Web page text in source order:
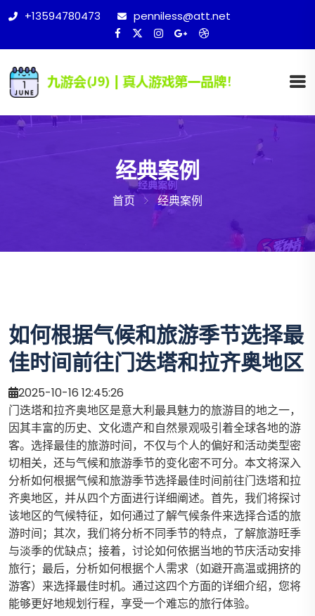
+13594780473 penniless@att.net
经典案例
首页 经典案例
如何根据气候和旅游季节选择最
佳时间前往门迭塔和拉齐奥地区
2025-10-16 12:45:26
门迭塔和拉齐奥地区是意大利最具魅力的旅游目的地之一，
因其丰富的历史、文化遗产和自然景观吸引着全球各地的游
客。选择最佳的旅游时间，不仅与个人的偏好和活动类型密
切相关，还与气候和旅游季节的变化密不可分。本文将深入
分析如何根据气候和旅游季节选择最佳时间前往门迭塔和拉
齐奥地区，并从四个方面进行详细阐述。首先，我们将探讨
该地区的气候特征，如何通过了解气候条件来选择合适的旅
游时间；其次，我们将分析不同季节的特点，了解旅游旺季
与淡季的优缺点；接着，讨论如何依据当地的节庆活动安排
旅行；最后，分析如何根据个人需求（如避开高温或拥挤的
游客）来选择最佳时机。通过这四个方面的详细介绍，您将
能够更好地规划行程，享受一个难忘的旅行体验。